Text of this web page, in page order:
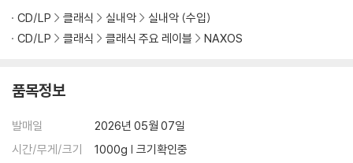
CD/LP 클래식 실내악
실내악 (수입)
CD/LP
클래식 클래식 주요 레이블 NAXOS
품목정보
발매일
2026년 05월 07일
시간/무게/크기
1000g | 크기확인중